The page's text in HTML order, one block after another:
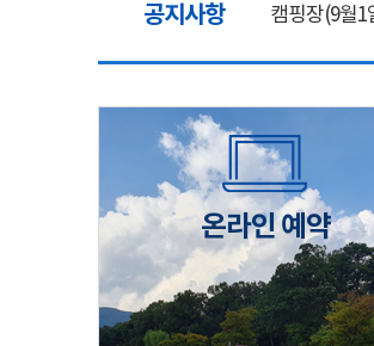
공지사항 캠핑장(9월1
[6/1]전산시
2026년 5월
캠핑장(9월
온라인 예약